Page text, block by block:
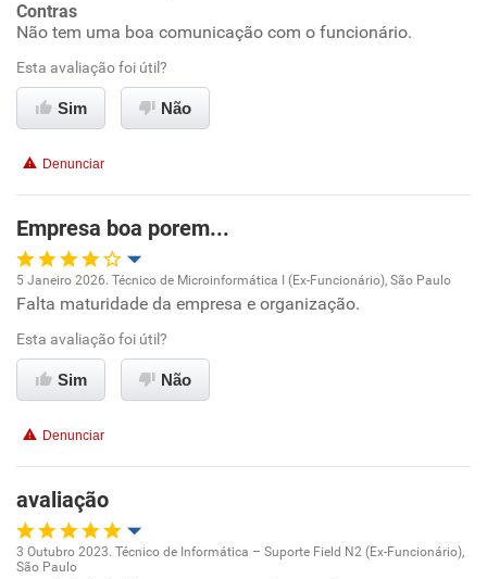
Ambiente de trabalho
Conciliação com a vida familiar
Não recomenda a diretoria
Contras
Não tem uma boa comunicação com o funcionário.
Esta avaliação foi útil?
Sim Não
Denunciar
Empresa boa porem...
Oportunidade de promoção
Ambiente de trabalho
Benefícios
Recomenda esta empresa
Não recomenda a diretoria
5 Janeiro 2026. Técnico de Microinformática I (Ex-Funcionário), São Paulo
Falta maturidade da empresa e organização.
Esta avaliação foi útil?
Sim Não
Denunciar
avaliação
3 Outubro 2023. Técnico de Informática – Suporte Field N2 (Ex-Funcionário),
São Paulo